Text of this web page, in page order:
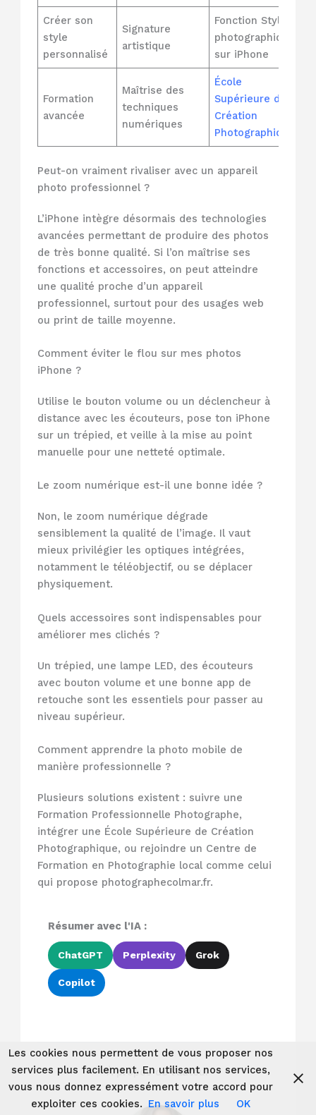
Créer son
style
personnalisé
Signature
artistique
Fonction Styles
photographiques
sur iPhone
Formation
avancée
Maîtrise des
techniques
numériques
École
Supérieure de
Création
Photographique
Peut-on vraiment rivaliser avec un appareil
photo professionnel ?
L’iPhone intègre désormais des technologies
avancées permettant de produire des photos
de très bonne qualité. Si l’on maîtrise ses
fonctions et accessoires, on peut atteindre
une qualité proche d’un appareil
professionnel, surtout pour des usages web
ou print de taille moyenne.
Comment éviter le flou sur mes photos
iPhone ?
Utilise le bouton volume ou un déclencheur à
distance avec les écouteurs, pose ton iPhone
sur un trépied, et veille à la mise au point
manuelle pour une netteté optimale.
Le zoom numérique est-il une bonne idée ?
Non, le zoom numérique dégrade
sensiblement la qualité de l’image. Il vaut
mieux privilégier les optiques intégrées,
notamment le téléobjectif, ou se déplacer
physiquement.
Quels accessoires sont indispensables pour
améliorer mes clichés ?
Un trépied, une lampe LED, des écouteurs
avec bouton volume et une bonne app de
retouche sont les essentiels pour passer au
niveau supérieur.
Comment apprendre la photo mobile de
manière professionnelle ?
Plusieurs solutions existent : suivre une
Formation Professionnelle Photographe,
intégrer une École Supérieure de Création
Photographique, ou rejoindre un Centre de
Formation en Photographie local comme celui
qui propose photographecolmar.fr.
Résumer avec l'IA :
ChatGPT Perplexity Grok
Copilot
À propos de l'auteur
Les cookies nous permettent de vous proposer nos
services plus facilement. En utilisant nos services,
vous nous donnez expressément votre accord pour
exploiter ces cookies. En savoir plus OK